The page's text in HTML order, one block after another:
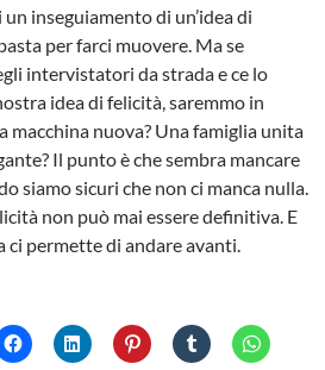
inseguiamento di un’idea di
per farci muovere. Ma se
intervistatori da strada e ce lo
idea di felicità, saremmo in
macchina nuova? Una famiglia unita
Il punto è che sembra mancare
siamo sicuri che non ci manca nulla.
non può mai essere definitiva. E
ci permette di andare avanti.